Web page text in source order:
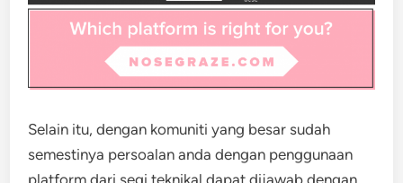
Selain itu, dengan komuniti yang besar sudah
semestinya persoalan anda dengan penggunaan
platform dari segi teknikal dapat dijawab dengan